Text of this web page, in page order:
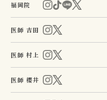
福岡院
医師 吉田
医師 村上
医師 櫻井